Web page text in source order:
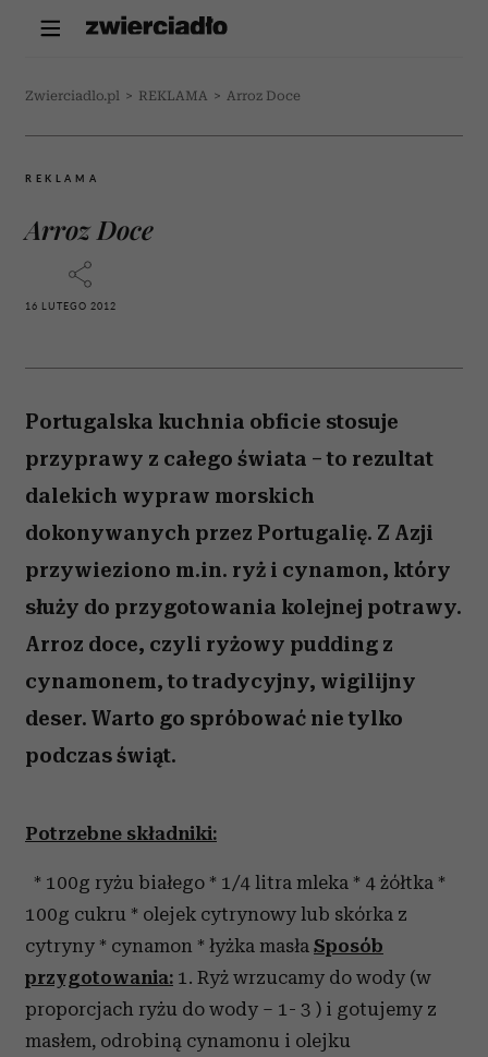
Zwierciadlo.pl > REKLAMA > Arroz Doce
REKLAMA
Arroz Doce
16 LUTEGO 2012
Portugalska kuchnia obficie stosuje
przyprawy z całego świata – to rezultat
dalekich wypraw morskich
dokonywanych przez Portugalię. Z Azji
przywieziono m.in. ryż i cynamon, który
służy do przygotowania kolejnej potrawy.
Arroz doce, czyli ryżowy pudding z
cynamonem, to tradycyjny, wigilijny
deser. Warto go spróbować nie tylko
podczas świąt.
Potrzebne składniki:
* 100g ryżu białego * 1/4 litra mleka * 4 żółtka *
100g cukru * olejek cytrynowy lub skórka z
cytryny * cynamon * łyżka masła Sposób
przygotowania: 1. Ryż wrzucamy do wody (w
proporcjach ryżu do wody – 1- 3 ) i gotujemy z
masłem, odrobiną cynamonu i olejku